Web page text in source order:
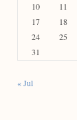
10
11
17
18
24
25
31
« Jul